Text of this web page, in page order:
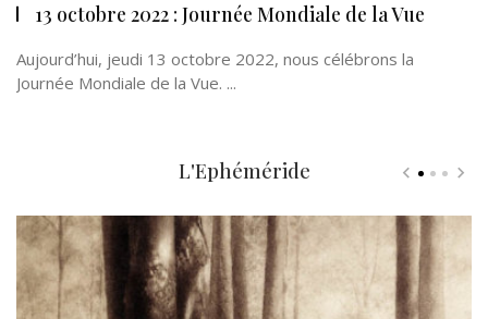
13 octobre 2022 : Journée Mondiale de la Vue
Aujourd’hui, jeudi 13 octobre 2022, nous célébrons la
Journée Mondiale de la Vue. ...
L'Ephéméride